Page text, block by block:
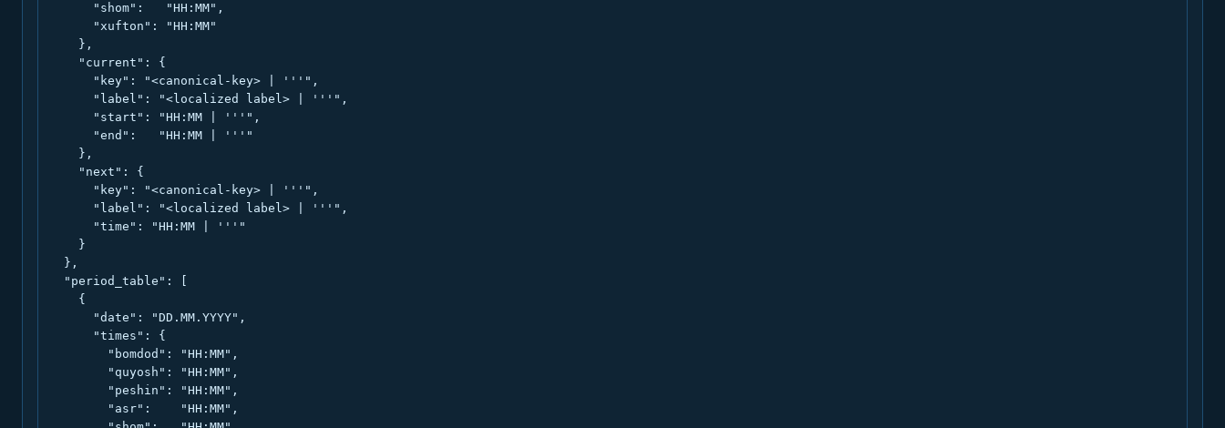
      "shom":   "HH:MM",
      "xufton": "HH:MM"
    },
    "current": {
      "key": "<canonical-key> | '''",
      "label": "<localized label> | '''",
      "start": "HH:MM | '''",
      "end":   "HH:MM | '''"
    },
    "next": {
      "key": "<canonical-key> | '''",
      "label": "<localized label> | '''",
      "time": "HH:MM | '''"
    }
  },
  "period_table": [
    {
      "date": "DD.MM.YYYY",
      "times": {
        "bomdod": "HH:MM",
        "quyosh": "HH:MM",
        "peshin": "HH:MM",
        "asr":    "HH:MM",